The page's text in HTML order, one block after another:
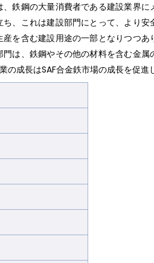
鉄鋼の大量消費者である建設業界に
、これは建設部門にとって、より安
を含む建設用途の一部となりつつあ
は、鉄鋼やその他の材料を含む金属
成長はSAF合金鉄市場の成長を促進